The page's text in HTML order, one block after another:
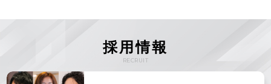
採用情報
RECRUIT